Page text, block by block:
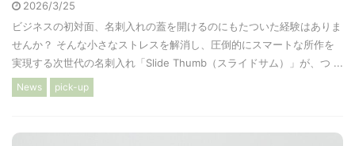
2026/3/25
ビジネスの初対面、名刺入れの蓋を開けるのにもたついた経験はありま
せんか？ そんな小さなストレスを解消し、圧倒的にスマートな所作を
実現する次世代の名刺入れ「Slide Thumb（スライドサム）」が、つ ...
News pick-up